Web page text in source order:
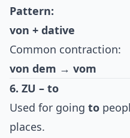
Pattern:
von + dative
Common contraction:
von dem → vom
6. ZU – to
Used for going to
places.